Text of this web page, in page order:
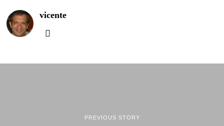
vicente
PREVIOUS STORY